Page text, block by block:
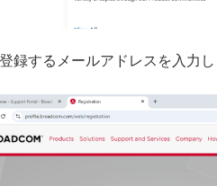
録するメールアドレスを入力し